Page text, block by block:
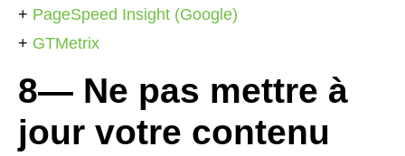
+ PageSpeed Insight (Google)
+ GTMetrix
8— Ne pas mettre à
jour votre contenu